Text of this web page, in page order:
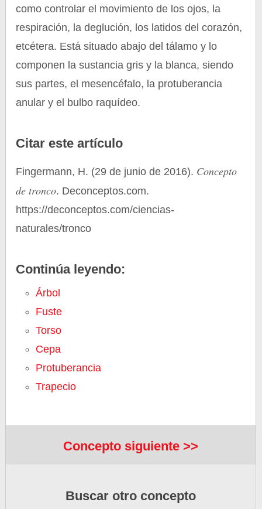
como controlar el movimiento de los ojos, la
respiración, la deglución, los latidos del corazón,
etcétera. Está situado abajo del tálamo y lo
componen la sustancia gris y la blanca, siendo
sus partes, el mesencéfalo, la protuberancia
anular y el bulbo raquídeo.
Citar este artículo
Fingermann, H. (29 de junio de 2016). Concepto
de tronco. Deconceptos.com.
https://deconceptos.com/ciencias-
naturales/tronco
Continúa leyendo:
Árbol
Fuste
Torso
Cepa
Protuberancia
Trapecio
Concepto siguiente >>
Buscar otro concepto